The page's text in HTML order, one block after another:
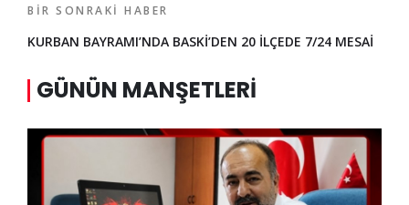
BIR SONRAKI HABER
KURBAN BAYRAMI’NDA BASKİ’DEN 20 İLÇEDE 7/24 MESAİ
GÜNÜN MANŞETLERI